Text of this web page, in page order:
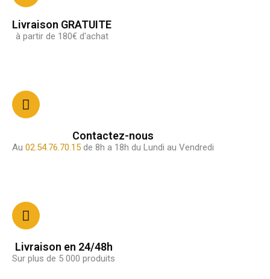
Livraison GRATUITE
à partir de 180€ d'achat
Contactez-nous
Au 02.54.76.70.15 de 8h a 18h du Lundi au Vendredi
Livraison en 24/48h
Sur plus de 5 000 produits